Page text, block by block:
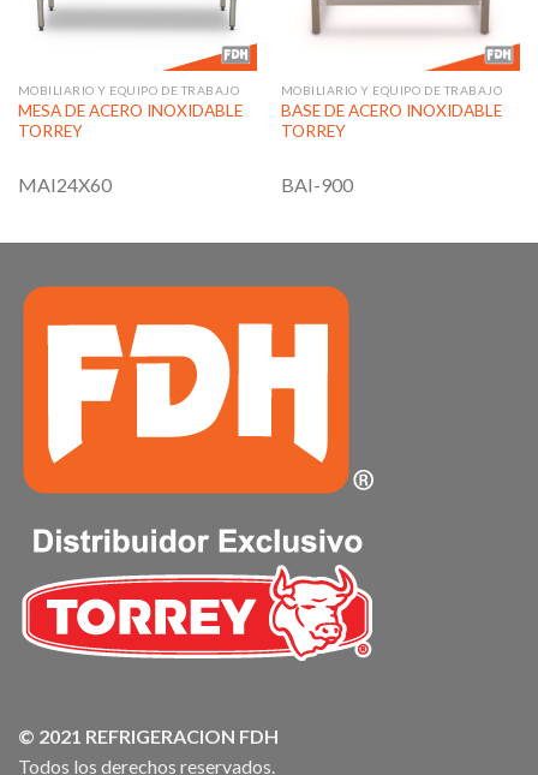
MOBILIARIO Y EQUIPO DE TRABAJO
MESA DE ACERO INOXIDABLE
TORREY
MAI24X60
MOBILIARIO Y EQUIPO DE TRABAJO
BASE DE ACERO INOXIDABLE
TORREY
BAI-900
© 2021 REFRIGERACION FDH
Todos los derechos reservados.